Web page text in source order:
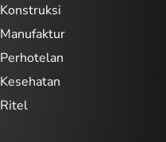
Konstruksi
Manufaktur
Perhotelan
Kesehatan
Ritel